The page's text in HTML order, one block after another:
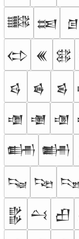
𒌄 𒌅 𒌆
𒌌 𒌍 𒌎
𒌕 𒌖 𒌗
𒌞 𒌟 𒌠
𒌦 𒌧
𒌭 𒌮 𒌯
𒌵 𒌶 𒌷